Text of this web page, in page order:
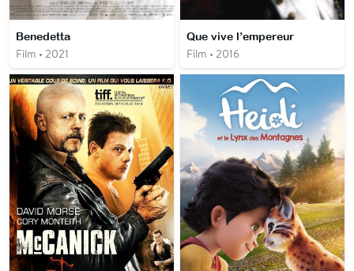
Benedetta
Film • 2021
Que vive l’empereur
Film • 2016